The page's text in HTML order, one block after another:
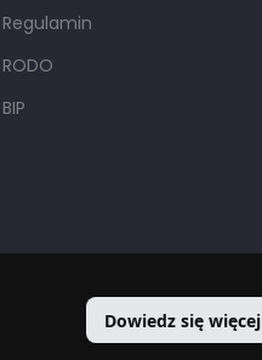
Regulamin
RODO
BIP
Dowiedz się więcej